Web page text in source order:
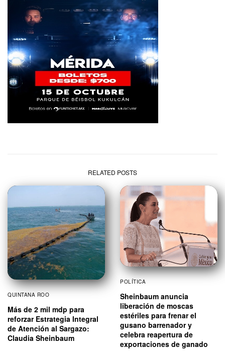
RELATED POSTS
QUINTANA ROO
Más de 2 mil mdp para
reforzar Estrategia Integral
de Atención al Sargazo:
Claudia Sheinbaum
POLÍTICA
Sheinbaum anuncia
liberación de moscas
estériles para frenar el
gusano barrenador y
celebra reapertura de
exportaciones de ganado